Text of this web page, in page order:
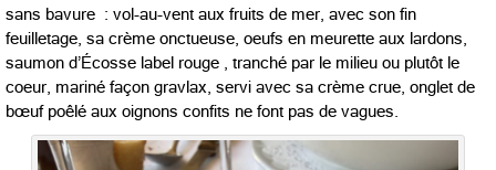
sans bavure : vol-au-vent aux fruits de mer, avec son fin
feuilletage, sa crème onctueuse, oeufs en meurette aux lardons,
saumon d’Écosse label rouge , tranché par le milieu ou plutôt le
coeur, mariné façon gravlax, servi avec sa crème crue, onglet de
bœuf poêlé aux oignons confits ne font pas de vagues.